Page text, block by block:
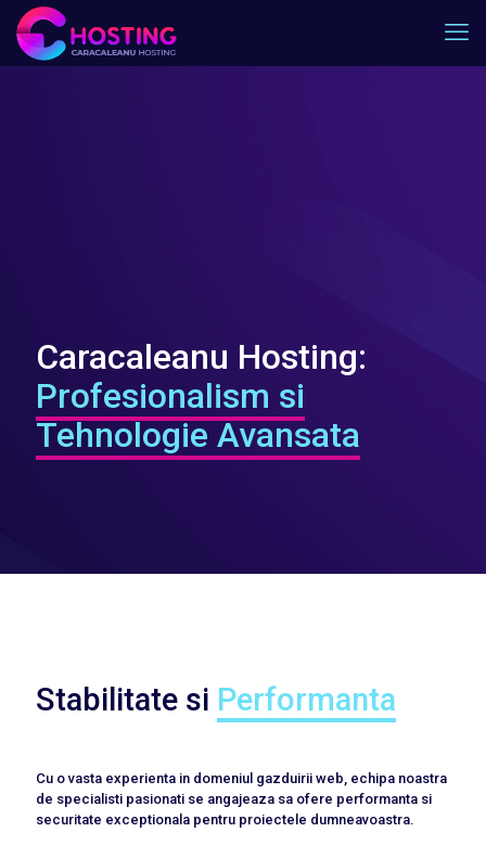
Caracaleanu Hosting:
Profesionalism si
Tehnologie Avansata
Stabilitate si Performanta
Cu o vasta experienta in domeniul gazduirii web, echipa noastra
de specialisti pasionati se angajeaza sa ofere performanta si
securitate exceptionala pentru proiectele dumneavoastra.